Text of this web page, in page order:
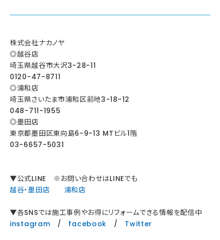
株式会社ナカノヤ
◎越谷店
埼玉県越谷市大沢3-28-11
0120-47-8711
◎浦和店
埼玉県さいたま市浦和区前地3-18-12
048-711-1955
◎墨田店
東京都墨田区東向島6-9-13 MTビル1階
03-6657-5031
▼公式LINE ※お問い合わせはLINEでも
越谷・墨田店
浦和店
▼各SNSでは施工事例やお得にリフォームできる情報を配信中
instagram / facebook / Twitter